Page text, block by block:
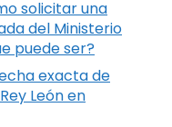
solicitar una
del Ministerio
puede ser?
exacta de
León en